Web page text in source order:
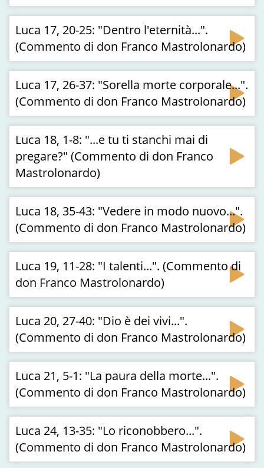
Luca 17, 20-25: "Dentro l'eternità...".
(Commento di don Franco Mastrolonardo)
Luca 17, 26-37: "Sorella morte corporale...".
(Commento di don Franco Mastrolonardo)
Luca 18, 1-8: "...e tu ti stanchi mai di
pregare?" (Commento di don Franco
Mastrolonardo)
Luca 18, 35-43: "Vedere in modo nuovo...".
(Commento di don Franco Mastrolonardo)
Luca 19, 11-28: "I talenti...". (Commento di
don Franco Mastrolonardo)
Luca 20, 27-40: "Dio è dei vivi...".
(Commento di don Franco Mastrolonardo)
Luca 21, 5-1: "La paura della morte...".
(Commento di don Franco Mastrolonardo)
Luca 24, 13-35: "Lo riconobbero...".
(Commento di don Franco Mastrolonardo)